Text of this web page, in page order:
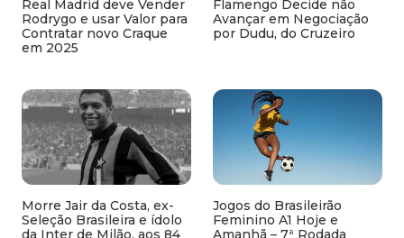
Real Madrid deve Vender
Rodrygo e usar Valor para
Contratar novo Craque
em 2025
Flamengo Decide não
Avançar em Negociação
por Dudu, do Cruzeiro
Morre Jair da Costa, ex-
Seleção Brasileira e ídolo
da Inter de Milão, aos 84
Jogos do Brasileirão
Feminino A1 Hoje e
Amanhã – 7ª Rodada